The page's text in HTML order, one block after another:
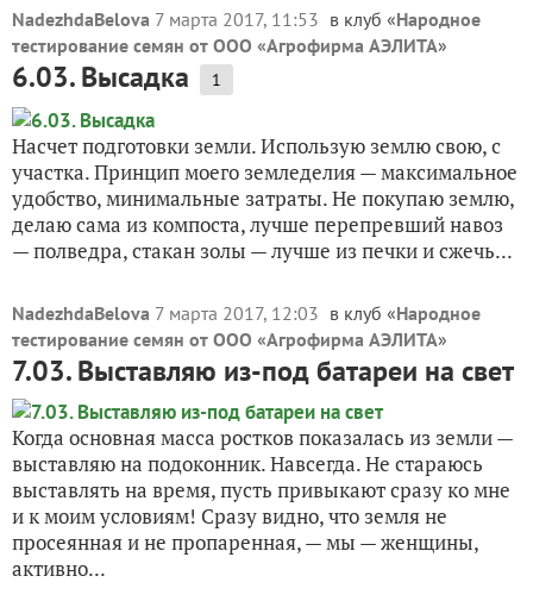
NadezhdaBelova 7 марта 2017, 11:53 в клуб «Народное
тестирование семян от ООО «Агрофирма АЭЛИТА»
6.03. Высадка 1
Насчет подготовки земли. Использую землю свою, с
участка. Принцип моего земледелия — максимальное
удобство, минимальные затраты. Не покупаю землю,
делаю сама из компоста, лучше перепревший навоз
— полведра, стакан золы — лучше из печки и сжечь...
NadezhdaBelova 7 марта 2017, 12:03 в клуб «Народное
тестирование семян от ООО «Агрофирма АЭЛИТА»
7.03. Выставляю из-под батареи на свет
Когда основная масса ростков показалась из земли —
выставляю на подоконник. Навсегда. Не стараюсь
выставлять на время, пусть привыкают сразу ко мне
и к моим условиям! Сразу видно, что земля не
просеянная и не пропаренная, — мы — женщины,
активно...